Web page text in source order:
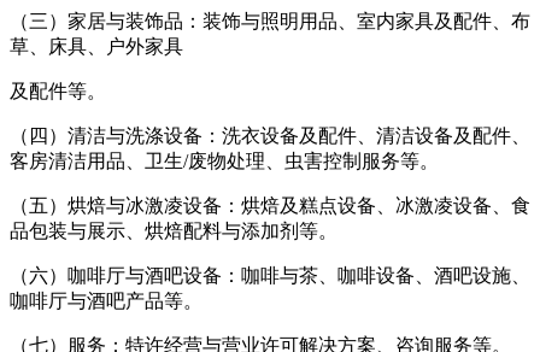
（三）家居与装饰品：装饰与照明用品、室内家具及配件、布
草、床具、户外家具
及配件等。
（四）清洁与洗涤设备：洗衣设备及配件、清洁设备及配件、
客房清洁用品、卫生/废物处理、虫害控制服务等。
（五）烘焙与冰激凌设备：烘焙及糕点设备、冰激凌设备、食
品包装与展示、烘焙配料与添加剂等。
（六）咖啡厅与酒吧设备：咖啡与茶、咖啡设备、酒吧设施、
咖啡厅与酒吧产品等。
（七）服务：特许经营与营业许可解决方案、咨询服务等。